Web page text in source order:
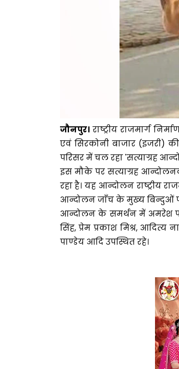
जौनपुर। राष्ट्रीय राजमार्ग
एवं सिरकोनी बाजार (इजरी)
परिसर में चल रहा 'सत्याग्रह
इस मौके पर सत्याग्रह
रहा है। यह आन्दोलन राष्ट्रीय
आन्दोलन जाँच के मुख्य बिन्दुओं
आन्दोलन के समर्थन में अमरेश
सिंह, प्रेम प्रकाश मिश्र, आदित्य
पाण्डेय आदि उपस्थित रहे।